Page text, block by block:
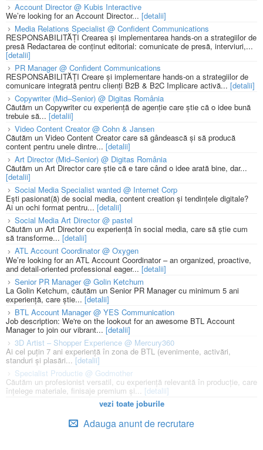
Account Director @ Kubis Interactive
We’re looking for an Account Director... [detalii]
Media Relations Specialist @ Confident Communications
RESPONSABILITĂȚI Crearea și implementarea hands-on a strategiilor de
presă Redactarea de conținut editorial: comunicate de presă, interviuri,...
[detalii]
PR Manager @ Confident Communications
RESPONSABILITĂȚI Creare și implementare hands-on a strategiilor de
comunicare integrată pentru clienți B2B & B2C Implicare activă... [detalii]
Copywriter (Mid–Senior) @ Digitas România
Căutăm un Copywriter cu experiență de agenție care știe că o idee bună
trebuie să... [detalii]
Video Content Creator @ Cohn & Jansen
Căutăm un Video Content Creator care să gândească și să producă
content pentru unele dintre... [detalii]
Art Director (Mid–Senior) @ Digitas România
Căutăm un Art Director care știe că e tare când o idee arată bine, dar...
[detalii]
Social Media Specialist wanted @ Internet Corp
Ești pasionat(ă) de social media, content creation și tendințele digitale?
Ai un ochi format pentru... [detalii]
Social Media Art Director @ pastel
Căutăm un Art Director cu experiență în social media, care să știe cum
să transforme... [detalii]
ATL Account Coordinator @ Oxygen
We’re looking for an ATL Account Coordinator – an organized, proactive,
and detail-oriented professional eager... [detalii]
Senior PR Manager @ Golin Ketchum
La Golin Ketchum, căutăm un Senior PR Manager cu minimum 5 ani
experiență, care știe... [detalii]
BTL Account Manager @ YES Communication
Job description: We're on the lookout for an awesome BTL Account
Manager to join our vibrant... [detalii]
3D Artist – Shopper Experience @ Mercury360
Ai cel puțin 7 ani experiență în zona de BTL (evenimente, activări,
standuri și plasări...[detalii]
Specialist Productie @ Godmother
Căutăm un profesionist versatil, cu experiență relevantă în producție, care
înțelege materiale, finisaje premium și... [detalii]
vezi toate joburile
Adauga anunt de recrutare